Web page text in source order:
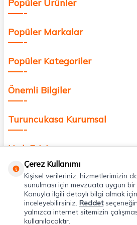
değer katmak için bize
Popüler Ürünler
Popüler Markalar
Popüler Kategoriler
Önemli Bilgiler
Turuncukasa Kurumsal
Hızlı Erişim
Uygulamalarımız
Adres & İletişim
Çerez Kullanımı
Kişisel verileriniz, hizmetlerimizin
sunulması için mevzuata uygun
Konuyla ilgili detaylı bilgi almak
inceleyebilirsiniz. Reddet
yalnızca internet sitemizin
kullanılacaktır.